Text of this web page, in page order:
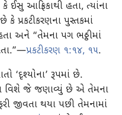
ઈસુ આફ્રિકાથી હતા, ત્યાંના
પ્રકટીકરણના પુસ્તકમાં
અને “તેમના પગ ભઠ્ઠીમાં
પ્રકટીકરણ ૧:૧૪, ૧૫.
‘દૃશ્યોના’ રૂપમાં છે.
વિશે જે જણાવ્યું છે એ તેમના
જીવતા થયા પછી તેમનામાં